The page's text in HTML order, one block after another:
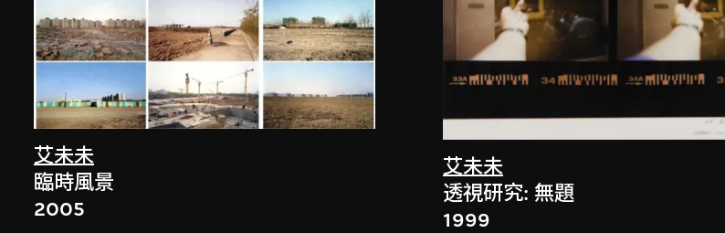
艾未未
臨時風景
2005
艾未未
透視研究: 無題
1999